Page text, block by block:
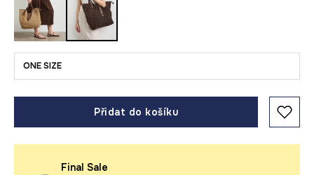
ONE SIZE
Přidat do košíku
Final Sale